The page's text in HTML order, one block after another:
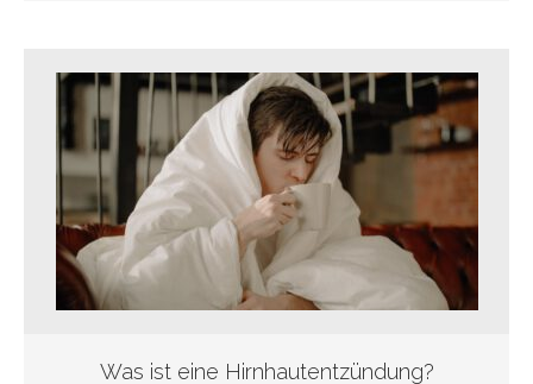
Was ist eine Hirnhautentzündung?